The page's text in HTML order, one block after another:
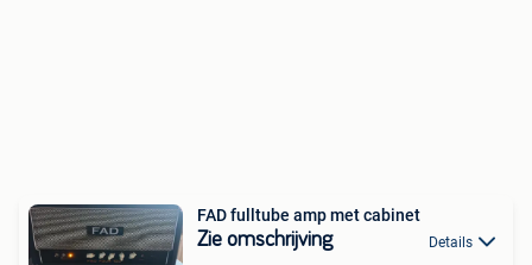
FAD fulltube amp met cabinet
Zie omschrijving Details